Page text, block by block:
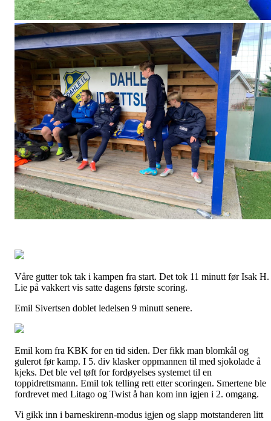
Våre gutter tok tak i kampen fra start. Det tok 11 minutt før Isak H.
Lie på vakkert vis satte dagens første scoring.
Emil Sivertsen doblet ledelsen 9 minutt senere.
Emil kom fra KBK for en tid siden. Der fikk man blomkål og
gulerot før kamp. I 5. div klasker oppmannen til med sjokolade å
kjeks. Det ble vel tøft for fordøyelses systemet til en
toppidrettsmann. Emil tok telling rett etter scoringen. Smertene ble
fordrevet med Litago og Twist å han kom inn igjen i 2. omgang.
Vi gikk inn i barneskirenn-modus igjen og slapp motstanderen litt